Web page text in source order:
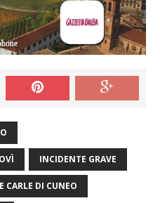
INCIDENTE GRAVE
CARLE DI CUNEO